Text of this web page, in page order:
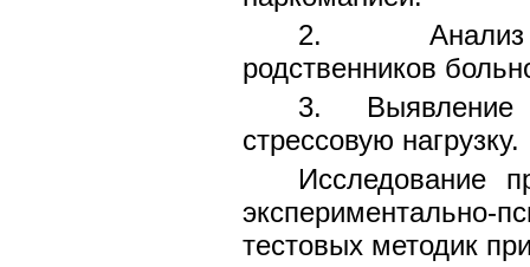
2. Анализ
родственников
3. Выявление
стрессовую нагрузку.
Исследование
экспериментально-
тестовых методик